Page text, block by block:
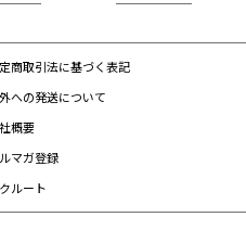
商取引法に基づく表記
への発送について
概要
マガ登録
ルート